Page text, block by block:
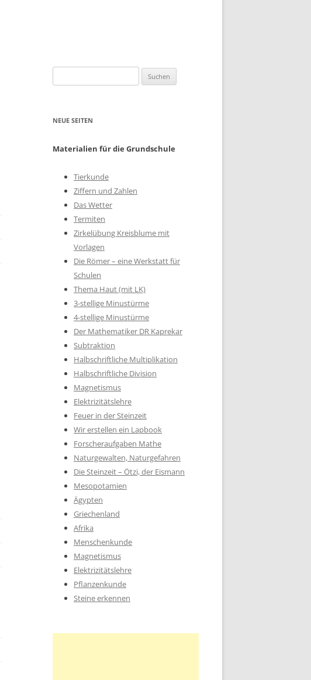
nach:
NEUE SEITEN
Materialien für die Grundschule
Tierkunde
Ziffern und Zahlen
Das Wetter
Termiten
Zirkelübung Kreisblume mit
Vorlagen
Die Römer – eine Werkstatt für
Schulen
Thema Haut (mit LK)
3-stellige Minustürme
4-stellige Minustürme
Der Mathematiker DR Kaprekar
Subtraktion
Halbschriftliche Multiplikation
Halbschriftliche Division
Magnetismus
Elektrizitätslehre
Feuer in der Steinzeit
Wir erstellen ein Lapbook
Forscheraufgaben Mathe
Naturgewalten, Naturgefahren
Die Steinzeit – Ötzi, der Eismann
Mesopotamien
Ägypten
Griechenland
Afrika
Menschenkunde
Magnetismus
Elektrizitätslehre
Pflanzenkunde
Steine erkennen